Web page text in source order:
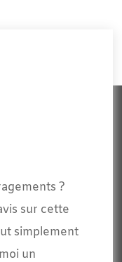
?
sur cette
simplement
un